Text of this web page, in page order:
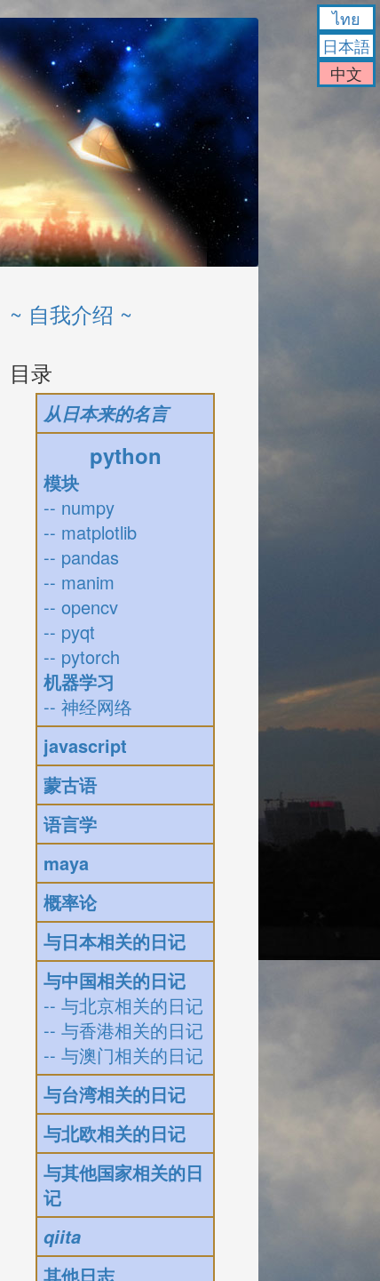
class
>
~ 自我介绍 ~
目录
从日本来的名言
python
模块
-- numpy
-- matplotlib
-- pandas
-- manim
-- opencv
-- pyqt
-- pytorch
机器学习
-- 神经网络
javascript
蒙古语
语言学
maya
概率论
与日本相关的日记
与中国相关的日记
-- 与北京相关的日记
-- 与香港相关的日记
-- 与澳门相关的日记
与台湾相关的日记
与北欧相关的日记
与其他国家相关的日
记
qiita
其他日志
ไทย
日本語
中文